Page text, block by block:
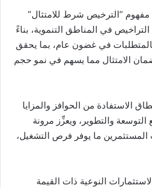
“الترخيص شرط للامتثال”
في المناطق التنموية، بناءً
بالمتطلبات في غضون عام، بما يحقق
الامتثال مما يسهم في نمو حجم
الاستفادة من الحوافز والمزايا
والتطوير، ويعزِّز مرونة
المستثمرين ما يوفر فرص التشغيل،
النوعية ذات القيمة